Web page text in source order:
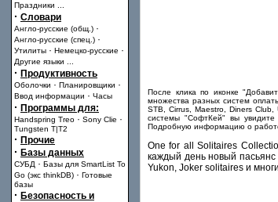
Праздники
· Словари
Англо-русские (общ.) ·
Англо-русские (спец.) ·
Утилиты · Немецко-русские ·
Другие языки
· Продуктивность
Оболочки · Планировщики ·
Ввод информации · Часы
· Программы для:
Handspring Treo · Sony Clie ·
Tungsten T|T2
· Прочие
· Базы данных
СУБД · Базы для SmartList To
Go (экс thinkDB) · Готовые
базы
· Безопасность и
После клика по иконке
множества разных систем
STB, Cirrus, Maestro, Diners
системы "СофтКей" вы увидите
Подробную информацию о
One for all Solitaires
каждый день новый
Yukon, Joker solitaires и